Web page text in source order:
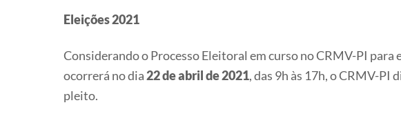
Eleições 2021
Considerando o Processo Eleitoral em curso no CRMV-PI
ocorrerá no dia22 de abril de 2021, das 9h às 17h, o CRMV-
pleito.